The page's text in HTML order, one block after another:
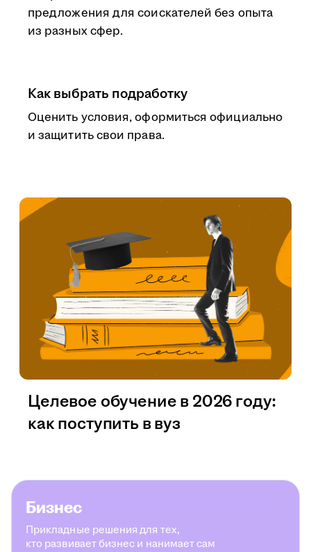
предложения для соискателей без опыта
из разных сфер.
Как выбрать подработку
Оценить условия, оформиться официально
и защитить свои права.
Целевое обучение в 2026 году:
как поступить в вуз
Бизнес
Прикладные решения для тех,
кто развивает бизнес и нанимает сам